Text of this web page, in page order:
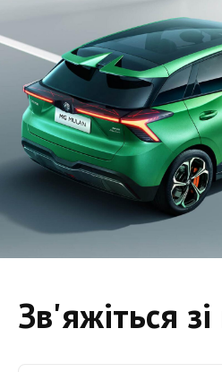
Зв'яжіться